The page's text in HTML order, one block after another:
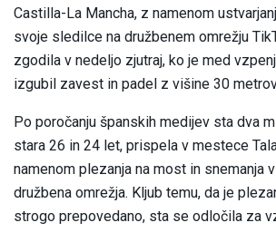
Castilla-La Mancha, z namenom
svoje sledilce na družbenem omrežju
zgodila v nedeljo zjutraj, ko je med
izgubil zavest in padel z višine 30
Po poročanju španskih medijev sta dva
stara 26 in 24 let, prispela v mestece
namenom plezanja na most in snemanja
družbena omrežja. Kljub temu, da je
strogo prepovedano, sta se odločila za